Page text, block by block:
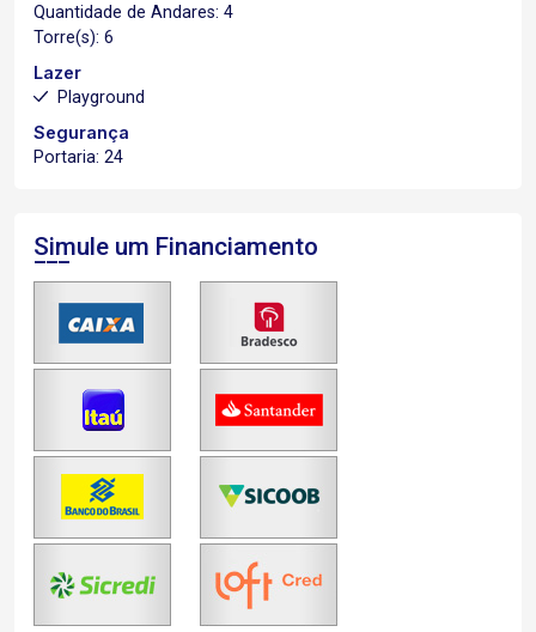
Quantidade de Andares: 4
Torre(s): 6
Lazer
Playground
Segurança
Portaria: 24
Simule um Financiamento